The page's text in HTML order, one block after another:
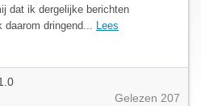
dat ik dergelijke berichten
dringend... Lees
Gelezen 207